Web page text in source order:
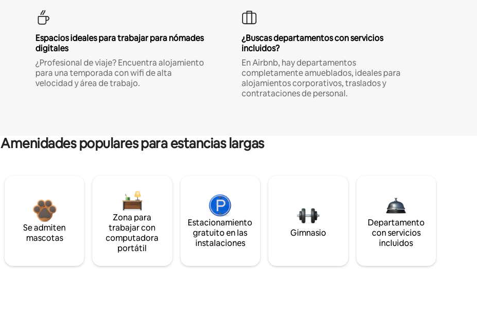
Espacios ideales para trabajar para nómades
digitales
¿Profesional de viaje? Encuentra alojamiento
para una temporada con wifi de alta
velocidad y área de trabajo.
¿Buscas departamentos con servicios
incluidos?
En Airbnb, hay departamentos
completamente amueblados, ideales para
alojamientos corporativos, traslados y
contrataciones de personal.
Amenidades populares para estancias largas
Se admiten
mascotas
Zona para
trabajar con
computadora
portátil
Estacionamiento
gratuito en las
instalaciones
Gimnasio
Departamento
con servicios
incluidos